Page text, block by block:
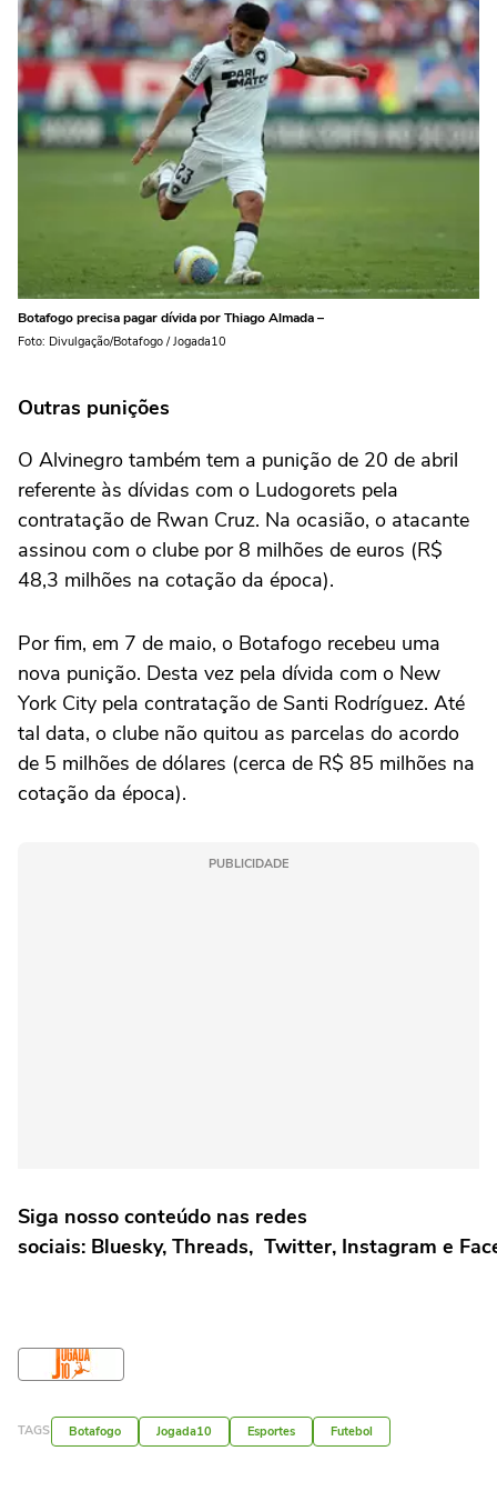
Botafogo precisa pagar dívida por Thiago Almada –
Foto: Divulgação/Botafogo / Jogada10
Outras punições
O Alvinegro também tem a punição de 20 de abril
referente às dívidas com o Ludogorets pela
contratação de Rwan Cruz. Na ocasião, o atacante
assinou com o clube por 8 milhões de euros (R$
48,3 milhões na cotação da época).
Por fim, em 7 de maio, o Botafogo recebeu uma
nova punição. Desta vez pela dívida com o New
York City pela contratação de Santi Rodríguez. Até
tal data, o clube não quitou as parcelas do acordo
de 5 milhões de dólares (cerca de R$ 85 milhões na
cotação da época).
PUBLICIDADE
Siga nosso conteúdo nas redes
sociais: Bluesky, Threads, Twitter, Instagram e
TAGS Botafogo Jogada10 Esportes Futebol